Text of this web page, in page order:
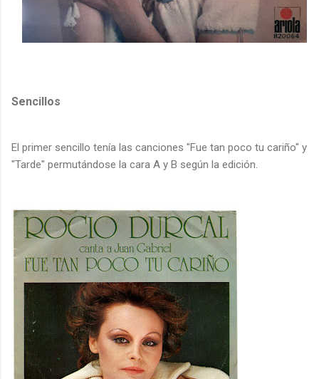
Sencillos
El primer sencillo tenía las canciones "Fue tan poco tu cariño" y
"Tarde" permutándose la cara A y B según la edición.